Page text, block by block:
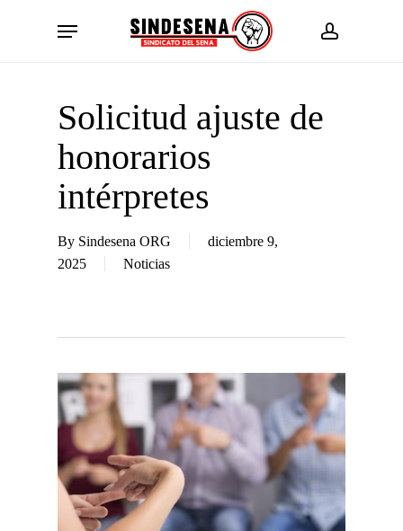
account
Menu
Solicitud ajuste de
honorarios
intérpretes
By Sindesena ORG
diciembre 9,
2025
Noticias